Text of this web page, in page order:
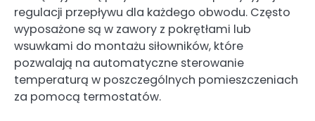
regulacji przepływu dla każdego obwodu. Często
wyposażone są w zawory z pokrętłami lub
wsuwkami do montażu siłowników, które
pozwalają na automatyczne sterowanie
temperaturą w poszczególnych pomieszczeniach
za pomocą termostatów.